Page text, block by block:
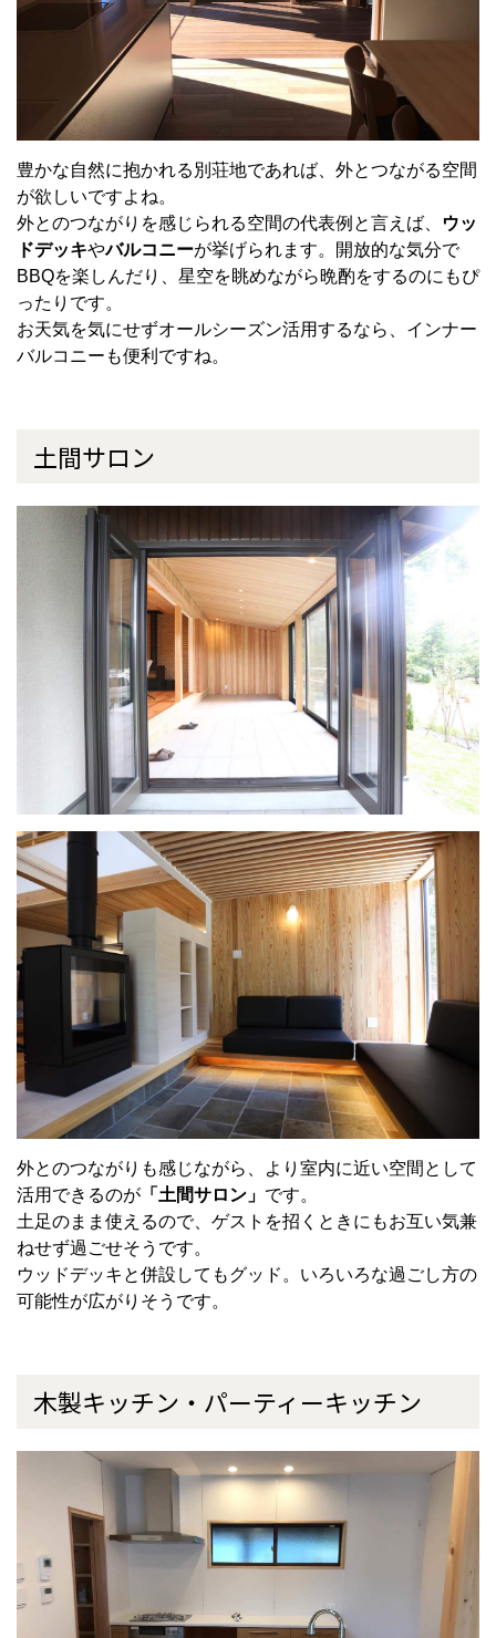
豊かな自然に抱かれる別荘地であれば、外とつながる空間
が欲しいですよね。
外とのつながりを感じられる空間の代表例と言えば、
ウッ
ドデッキやバルコニーが挙げられます。開放的な気分で
BBQを楽しんだり、星空を眺めながら晩酌をするのにもぴ
ったりです。
お天気を気にせずオールシーズン活用するなら、インナー
バルコニーも便利ですね。
土間サロン
外とのつながりも感じながら、より室内に近い空間として
活用できるのが 「土間サロン」 です。
土足のまま使えるので、ゲストを招くときにもお互い気兼
ねせず過ごせそうです。
ウッドデッキと併設してもグッド。いろいろな過ごし方の
可能性が広がりそうです。
木製キッチン・パーティーキッチン